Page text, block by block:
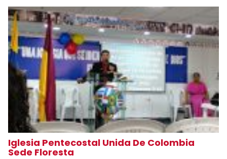
Iglesia Pentecostal Unida De Colombia
Sede Floresta